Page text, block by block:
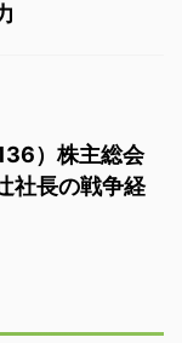
）株主総会
社長の戦争経